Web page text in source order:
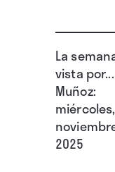
La
vista
Muñoz:
2025